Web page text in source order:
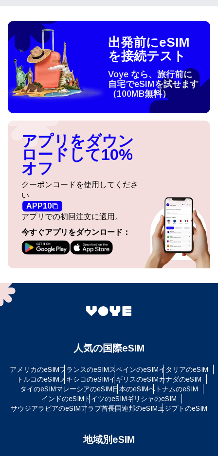
出発前にeSIM
を接続テスト
Voye なら、旅行前に
自宅でeSIMを試せます
（100MB無料）
アプリをダウン
ロードして10%
オフ
クーポンコードを使用してくださ
い
APP10
アプリでの初回注文に適用。
今すぐアプリをダウンロード：
人気の国際eSIM
アメリカのeSIMフランスのeSIMスペインのeSIMイタリアのeSIM
トルコのeSIM メキシコのeSIMイギリスのeSIMカナダのeSIM
タイのeSIMマレーシアのeSIM日本のeSIMベトナムのeSIM
インドのeSIM ドイツのeSIMギリシャのeSIM
サウジアラビアのeSIMアラブ首長国連邦のeSIMエジプトのeSIM
地域別eSIM